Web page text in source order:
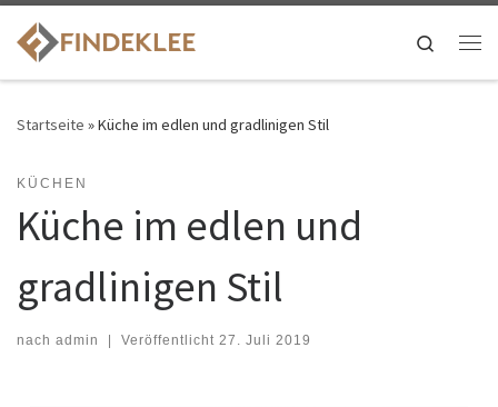
Search
Startseite »Küche im edlen und gradlinigen Stil
KÜCHEN
Küche im edlen und
gradlinigen Stil
nach admin Veröffentlicht 27. Juli 2019